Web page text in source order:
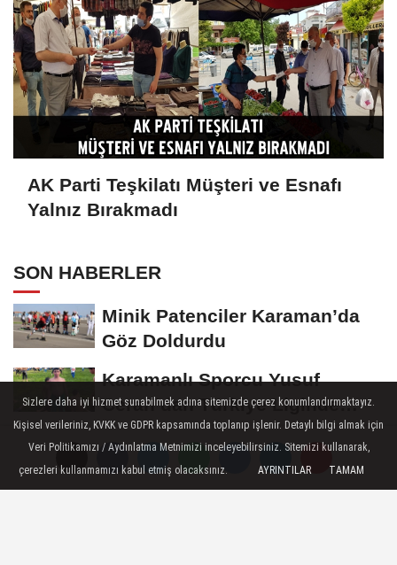
AK Parti Teşkilatı Müşteri ve Esnafı
Yalnız Bırakmadı
SON HABERLER
Minik Patenciler Karaman’da
Göz Doldurdu
Karamanlı Sporcu Yusuf
Ceran’dan Türkiye Liginde
Bronz Madalya
Karaman'da Anneler Gününe
Özel Duygu Dolu Şiir Dinletisi
Sizlere daha iyi hizmet sunabilmek adına sitemizde çerez konumlandırmaktayız.
Kişisel verileriniz, KVKK ve GDPR kapsamında toplanıp işlenir. Detaylı bilgi almak için
Veri Politikamızı / Aydınlatma Metnimizi inceleyebilirsiniz. Sitemizi kullanarak,
çerezleri kullanmamızı kabul etmiş olacaksınız.
AYRINTILAR TAMAM